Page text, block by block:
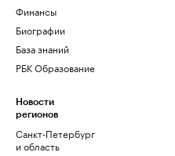
Финансы
Биографии
База знаний
РБК Образование
Новости
регионов
Санкт-Петербург
и область